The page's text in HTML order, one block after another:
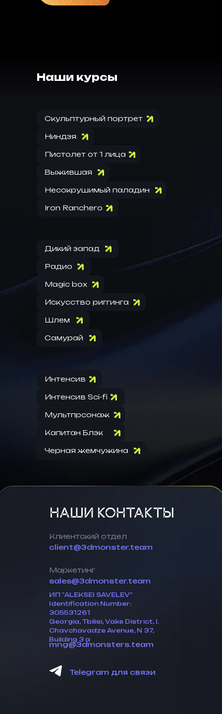
Наши курсы
НАШИ КОНТАКТЫ
mng@3dmonsters.team
Маркетинг
sales@3dmonster.team
ИП "ALEKSEI SAVELEV"
Identification Number:
305531261
Georgia, Tbilisi, Vake District, I.
Chavchavadze Avenue, N 37,
Building 3 a
Клиентский отдел
client@3dmonster.team
Telegram для связи
Скульптурный портрет
Ниндзя
Пистолет от 1 лица
Выжившая
Несокрушимый паладин
Iron Ranchero
Дикий запад
Радио
Magic box
Искусство риггинга
Шлем
Самурай
Интенсив
Интенсив Sci-fi
Мультпрсонаж
Капитан Блэк
Черная жемчужина